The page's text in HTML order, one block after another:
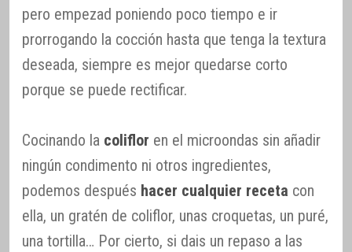
pero empezad poniendo poco tiempo e ir
prorrogando la cocción hasta que tenga la textura
deseada, siempre es mejor quedarse corto
porque se puede rectificar.
Cocinando la coliflor en el microondas sin añadir
ningún condimento ni otros ingredientes,
podemos después hacer cualquier receta con
ella, un gratén de coliflor, unas croquetas, un puré,
una tortilla… Por cierto, si dais un repaso a las